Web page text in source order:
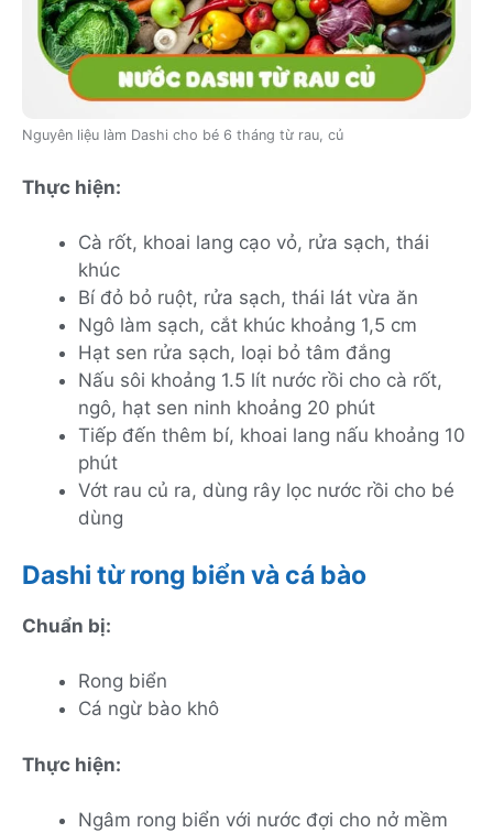
Nguyên liệu làm Dashi cho bé 6 tháng từ rau, củ
Thực hiện:
Cà rốt, khoai lang cạo vỏ, rửa sạch, thái
khúc
Bí đỏ bỏ ruột, rửa sạch, thái lát vừa ăn
Ngô làm sạch, cắt khúc khoảng 1,5 cm
Hạt sen rửa sạch, loại bỏ tâm đắng
Nấu sôi khoảng 1.5 lít nước rồi cho cà rốt,
ngô, hạt sen ninh khoảng 20 phút
Tiếp đến thêm bí, khoai lang nấu khoảng 10
phút
Vớt rau củ ra, dùng rây lọc nước rồi cho bé
dùng
Dashi từ rong biển và cá bào
Chuẩn bị:
Rong biển
Cá ngừ bào khô
Thực hiện:
Ngâm rong biển với nước đợi cho nở mềm